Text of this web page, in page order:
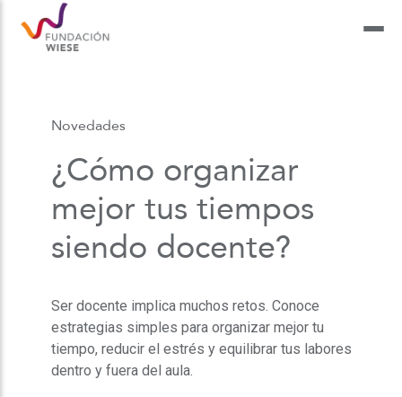
Novedades
¿Cómo organizar
mejor tus tiempos
siendo docente?
Ser docente implica muchos retos. Conoce
estrategias simples para organizar mejor tu
tiempo, reducir el estrés y equilibrar tus labores
dentro y fuera del aula.